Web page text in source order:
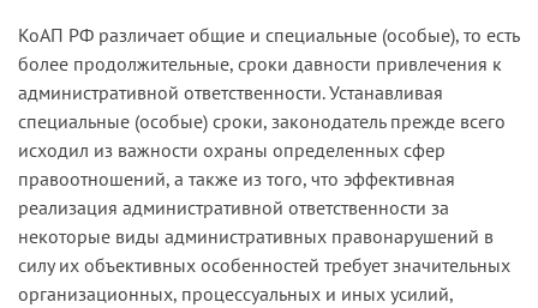
КоАП РФ различает общие и специальные (особые), то есть
более продолжительные, сроки давности привлечения к
административной ответственности. Устанавливая
специальные (особые) сроки, законодатель прежде всего
исходил из важности охраны определенных сфер
правоотношений, а также из того, что эффективная
реализация административной ответственности за
некоторые виды административных правонарушений в
силу их объективных особенностей требует значительных
организационных, процессуальных и иных усилий,